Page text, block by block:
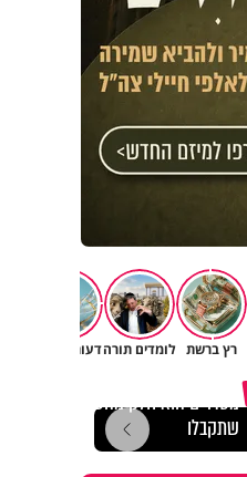
רץ ברשת לומדים תורהדעות וטורים
מסדרים הוא חלק מהשפע
שתקבלו